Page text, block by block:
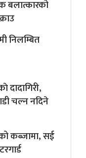
बलात्कारको
निलम्बित
दादागिरी,
चल्न नदिने
कब्जामा, सई